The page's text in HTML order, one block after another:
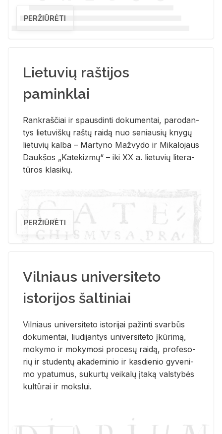
PERŽIŪRĖTI
Lietuvių raštijos
paminklai
Rank­raš­čiai ir spaus­din­ti do­ku­men­tai, pa­ro­dan­
tys lie­tu­viš­kų raš­tų rai­dą nuo se­niau­sių kny­gų
lie­tu­vių kal­ba – Mar­ty­no Ma­žvy­do ir Mi­ka­lo­jaus
Dauk­šos „Ka­te­kiz­mų“ – iki XX a. lie­tu­vių li­te­ra­
tū­ros kla­si­kų.
PERŽIŪRĖTI
Vilniaus universiteto
istorijos šaltiniai
Vil­niaus uni­ver­si­te­to is­to­ri­jai pa­žin­ti svar­būs
do­ku­men­tai, liu­di­jan­tys uni­ver­si­te­to įkū­ri­mą,
mo­ky­mo ir mo­ky­mo­si pro­ce­sų rai­dą, pro­fe­so­
rių ir stu­den­tų aka­de­mi­nio ir kas­die­nio gy­ve­ni­
mo ypa­tu­mus, su­kur­tų vei­ka­lų įta­ką vals­ty­bės
kul­tū­rai ir moks­lui.